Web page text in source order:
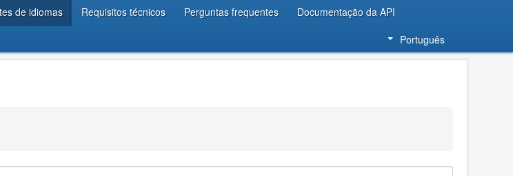
de idiomas Requisitos técnicos Perguntas frequentes
Documentação da API
Português